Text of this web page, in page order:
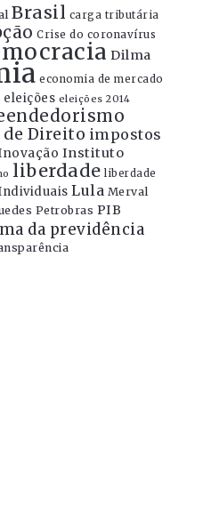
Brasil carga tributária
Crise do coronavírus
Dilma
economia de mercado
eleições eleições 2014
de Direito impostos
Instituto
liberdade liberdade
Lula Merval
Petrobras PIB
da previdência